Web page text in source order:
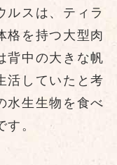
ルスは、ティラ
格を持つ大型肉
背中の大きな帆
活していたと考
水生生物を食べ
。